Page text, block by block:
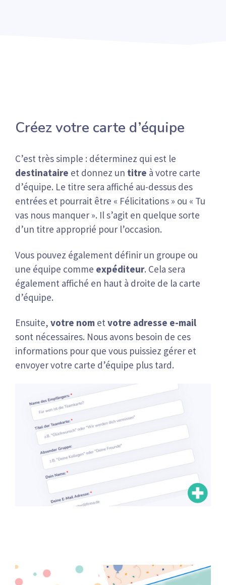
Créez votre carte d’équipe
C’est très simple : déterminez qui est le
destinataire et donnez un titre à votre carte
d’équipe. Le titre sera affiché au-dessus des
entrées et pourrait être « Félicitations » ou « Tu
vas nous manquer ». Il s’agit en quelque sorte
d’un titre approprié pour l’occasion.
Vous pouvez également définir un groupe ou
une équipe comme expéditeur. Cela sera
également affiché en haut à droite de la carte
d’équipe.
Ensuite, votre nom etvotre adresse e-mail
sont nécessaires. Nous avons besoin de ces
informations pour que vous puissiez gérer et
envoyer votre carte d’équipe plus tard.